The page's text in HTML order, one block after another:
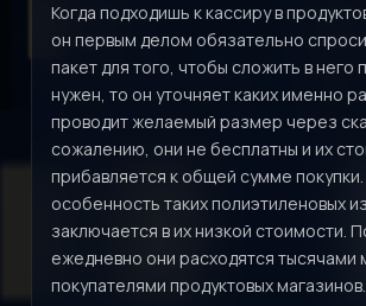
Когда подходишь к кассиру в
он первым делом обязательно
пакет для того, чтобы сложить в него
нужен, то он уточняет каких именно
проводит желаемый размер через
сожалению, они не бесплатны и их
прибавляется к общей сумме
особенность таких полиэтиленовых
заключается в их низкой стоимости.
ежедневно они расходятся тысячами
покупателями продуктовых магазинов.